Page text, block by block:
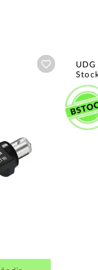
Añadir a